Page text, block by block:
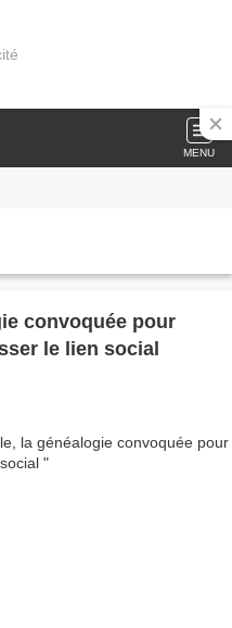
MENU
convoquée pour
le lien social